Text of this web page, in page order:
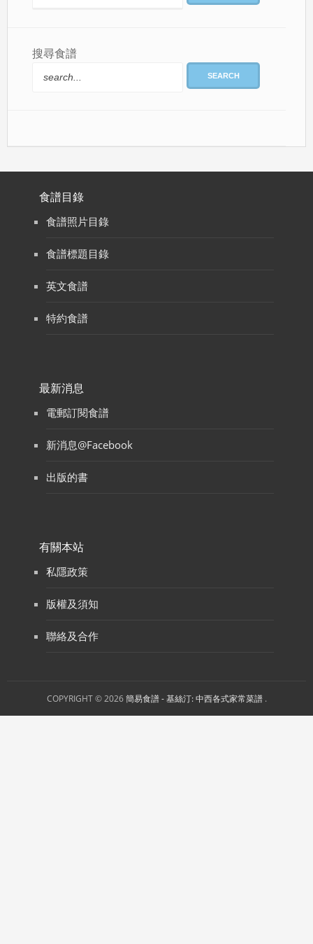
搜尋食譜
SEARCH
食譜目錄
食譜照片目錄
食譜標題目錄
英文食譜
特約食譜
最新消息
電郵訂閱食譜
新消息@Facebook
出版的書
有關本站
私隱政策
版權及須知
聯絡及合作
COPYRIGHT © 2026簡易食譜 - 基絲汀: 中西各式家常菜譜 .